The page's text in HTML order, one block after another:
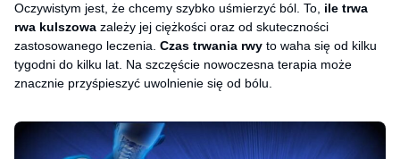
Oczywistym jest, że chcemy szybko uśmierzyć ból. To, ile trwa
rwa kulszowa zależy jej ciężkości oraz od skuteczności
zastosowanego leczenia. Czas trwania rwy to waha się od kilku
tygodni do kilku lat. Na szczęście nowoczesna terapia może
znacznie przyśpieszyć uwolnienie się od bólu.